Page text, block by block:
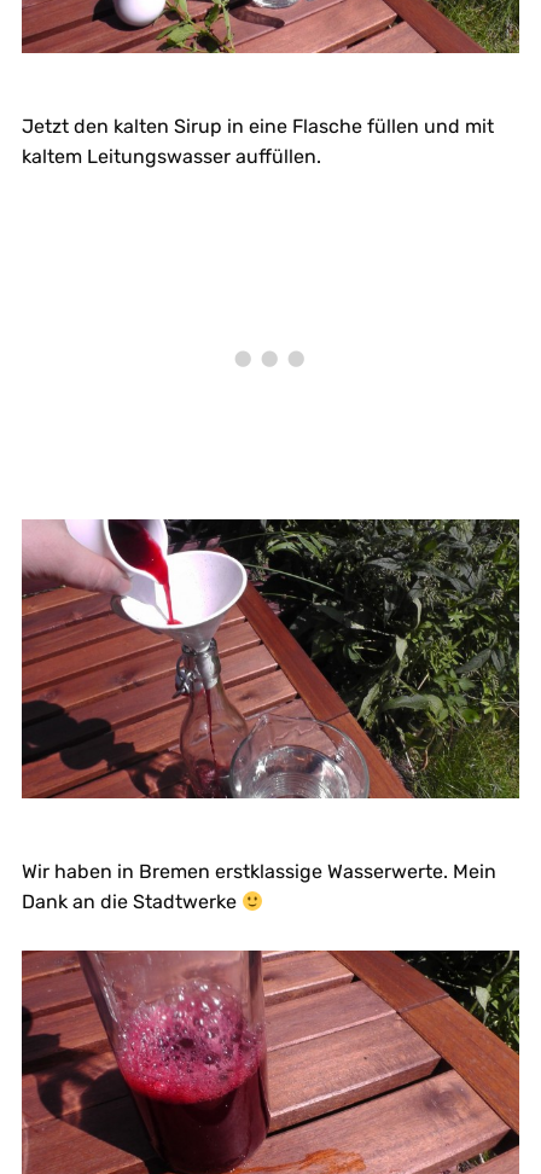
Jetzt den kalten Sirup in eine Flasche füllen und mit
kaltem Leitungswasser auffüllen.
Wir haben in Bremen erstklassige Wasserwerte. Mein
Dank an die Stadtwerke